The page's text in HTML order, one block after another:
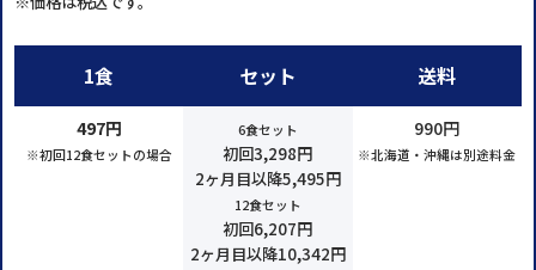
1食
497円
※初回12食セットの場合
セット
6食セット
初回3,298円
2ヶ月目以降5,495円
12食セット
初回6,207円
2ヶ月目以降10,342円
送料
990円
※北海道・沖縄は別途料金